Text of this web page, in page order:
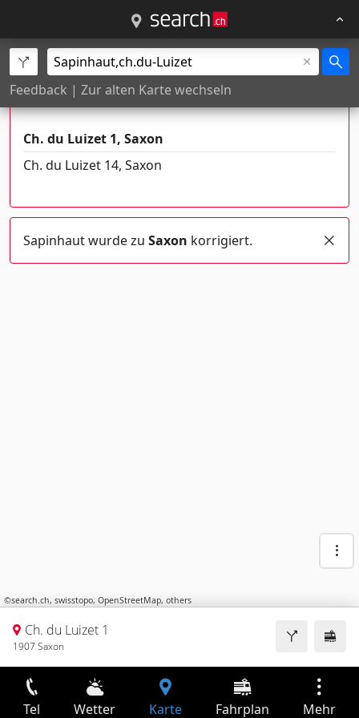
Feedback | Zur alten Karte wechseln
Es gibt mehrere Orte mit diesem
Namen
Ch. du Luizet 1, Saxon
Ch. du Luizet 14, Saxon
Sapinhaut wurde zu Saxon korrigiert.
©search.ch, swisstopo, OpenStreetMap, others
Ch. du Luizet 1
1907 Saxon
Tel Wetter Karte Fahrplan Mehr